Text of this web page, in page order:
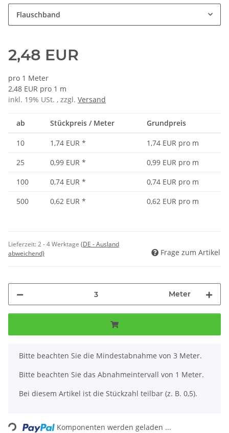
Flauschband
2,48 EUR
pro 1 Meter
2,48 EUR pro 1 m
inkl. 19% USt. , zzgl. Versand
ab Stückpreis / Meter Grundpreis
10 1,74 EUR *
1,74 EUR pro m
25
0,99 EUR *
0,99 EUR pro m
100
0,74 EUR *
0,74 EUR pro m
500
0,62 EUR * 0,62 EUR pro m
Lieferzeit:2 - 4 Werktage (DE - Ausland
abweichend)
Frage zum Artikel
Meter
x
Bitte beachten Sie die Mindestabnahme von 3 Meter.
Bitte beachten Sie das Abnahmeintervall von 1 Meter.
Bei diesem Artikel ist die Stückzahl teilbar (z. B. 0,5).
Loading... Komponenten werden geladen ...